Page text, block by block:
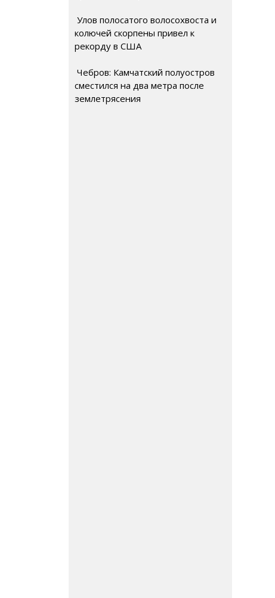
Улов полосатого волосохвоста и
колючей скорпены привел к
рекорду в США
Чебров: Камчатский полуостров
сместился на два метра после
землетрясения